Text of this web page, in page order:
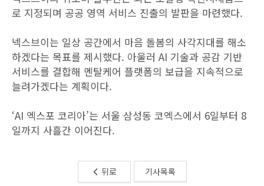
로 지정되며 공공 영역 서비스 진출의 발판을 마련했다.
넥스브이는 일상 공간에서 마음 돌봄의 사각지대를 해소
하겠다는 목표를 제시했다. 아울러 AI 기술과 공감 기반
서비스를 결합해 멘탈케어 플랫폼의 보급을 지속적으로
늘려가겠다는 계획이다.
‘AI 엑스포 코리아’는 서울 삼성동 코엑스에서 6일부터 8
일까지 사흘간 이어진다.
뒤로 기사목록